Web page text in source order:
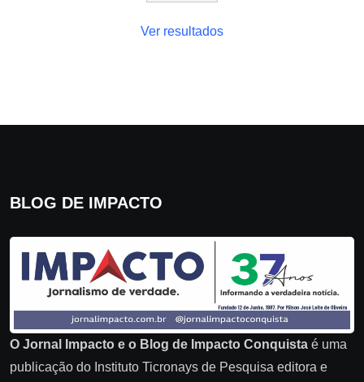
Ver resultados
BLOG DE IMPACTO
O Jornal Impacto e o Blog de Impacto Conquista é uma
publicação do Instituto Ticronays de Pesquisa editora e